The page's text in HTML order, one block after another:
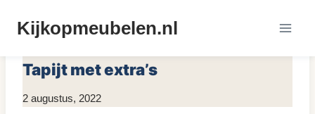
naarKijkopmeubelen.nl
Tapijt met extra’s
Door
2 augustus, 2022